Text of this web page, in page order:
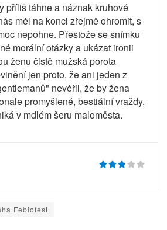
příliš táhne a náznak kruhové
měl na konci zřejmě ohromit, s
nepohne. Přestože se snímku
morální otázky a ukázat ironii
ženu čistě mužská porota
jen proto, že ani jeden z
nevěřil, že by žena
promyšlené, bestiální vraždy,
v mdlém šeru maloměsta.
Febiofest